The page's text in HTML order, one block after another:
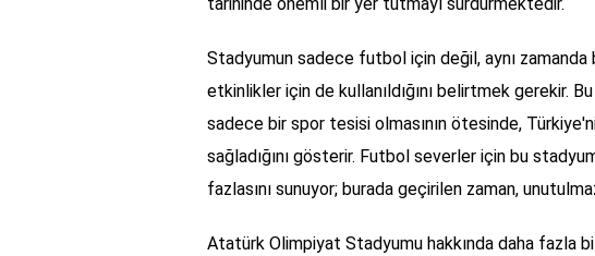
Stadyumun sadece futbol için değil, aynı
etkinlikler için de kullanıldığını belirtmek gerekir.
sadece bir spor tesisi olmasının ötesinde,
sağladığını gösterir. Futbol severler için bu
fazlasını sunuyor; burada geçirilen zaman,
Atatürk Olimpiyat Stadyumu hakkında daha fazla